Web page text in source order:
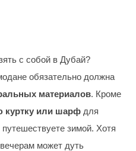
с собой в Дубай?
обязательно должна
материалов. Кроме
куртку или шарф для
зимой. Хотя
может дуть